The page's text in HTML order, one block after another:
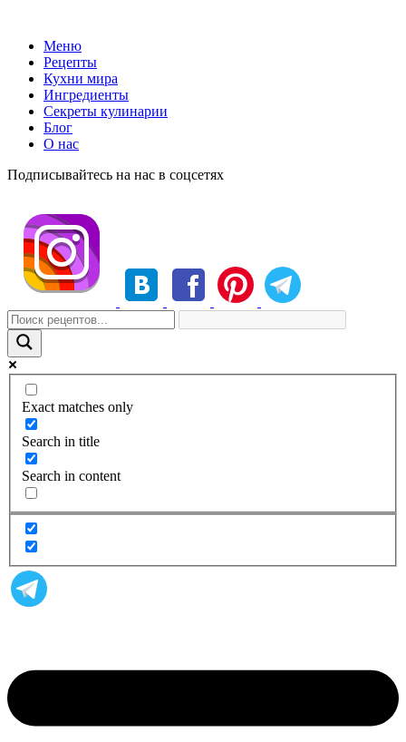
Меню
Рецепты
Кухни мира
Ингредиенты
Секреты кулинарии
Блог
О нас
Подписывайтесь на нас в соцсетях
Exact matches only
Search in title
Search in content